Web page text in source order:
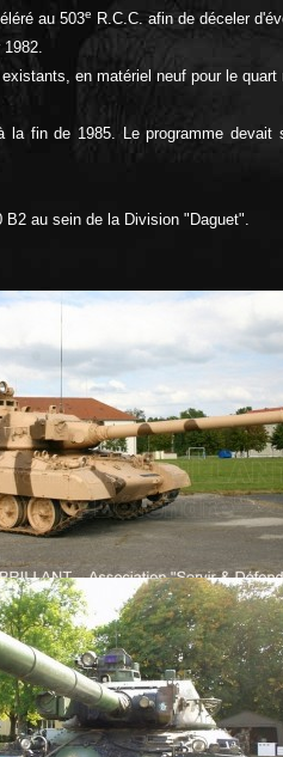
au 503e R.C.C. afin de déceler
en matériel neuf pour le quart
fin de 1985. Le programme
au sein de la Division "Daguet".